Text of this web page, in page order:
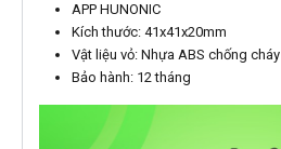
APP HUNONIC
Kích thước: 41x41x20mm
Vật liệu vỏ: Nhựa ABS chống cháy
Bảo hành: 12 tháng